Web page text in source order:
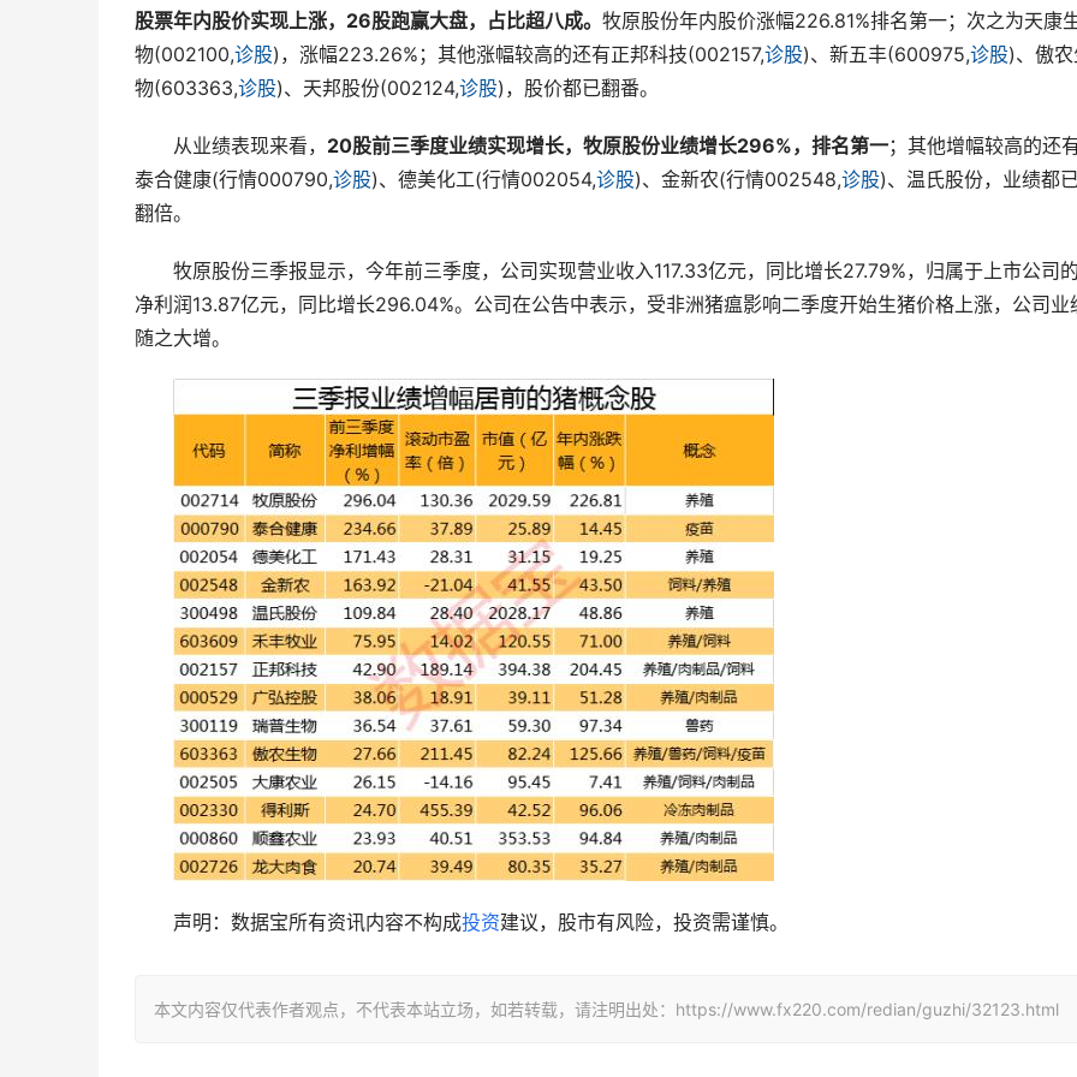
股票年内股价实现上涨，26股跑赢大盘，占比超八成。 牧原股份年内股价涨幅226.81%排名第一；次之为天康
物(002100,诊股)，涨幅223.26%；其他涨幅较高的还有正邦科技(002157,诊股)、 新五丰(600975,诊股)、 傲农
物(603363,诊股)、 天邦股份(002124,诊股)，股价都已翻番。
从业绩表现来看， 20股前三季度业绩实现增长，牧原股份业绩增长296%，排名第一；其他增幅较高的还
泰合健康(行情000790,诊股)、德美化工(行情002054,诊股)、金新农(行情002548,诊股)、温氏股份，业绩都
翻倍。
牧原股份三季报显示，今年前三季度，公司实现营业收入117.33亿元，同比增长27.79%，归属于上市公司的
净利润13.87亿元，同比增长296.04%。公司在公告中表示，受非洲猪瘟影响二季度开始生猪价格上涨，公司业
随之大增。
声明：数据宝所有资讯内容不构成投资建议，股市有风险，投资需谨慎。
本文内容仅代表作者观点，不代表本站立场，如若转载，请注明出处：https://www.fx220.com/redian/guzhi/32123.html